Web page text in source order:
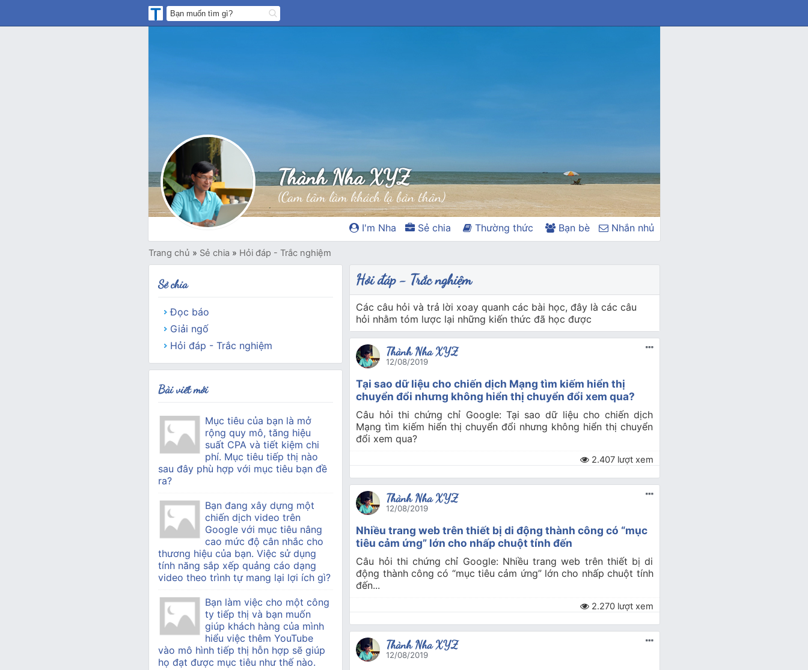
Thành Nha XYZ
(Cam tâm làm khách lạ bản thân)
I'm Nha Sẻ chia Thường thức Bạn bè Nhắn nhủ
Trang chủ » Sẻ chia » Hỏi đáp - Trắc nghiệm
Hỏi đáp - Trắc nghiệm
Các câu hỏi và trả lời xoay quanh các bài học, đây là các câu
hỏi nhằm tóm lược lại những kiến thức đã học được
Thành Nha XYZ
12/08/2019
Tại sao dữ liệu cho chiến dịch Mạng tìm kiếm hiển thị
chuyển đổi nhưng không hiển thị chuyển đổi xem qua?
Câu hỏi thi chứng chỉ Google: Tại sao dữ liệu cho chiến dịch
Mạng tìm kiếm hiển thị chuyển đổi nhưng không hiển thị chuyển
đổi xem qua?
2.407 lượt xem
Thành Nha XYZ
12/08/2019
Nhiều trang web trên thiết bị di động thành công có “mục
tiêu cảm ứng” lớn cho nhấp chuột tính đến
Câu hỏi thi chứng chỉ Google: Nhiều trang web trên thiết bị di
động thành công có “mục tiêu cảm ứng” lớn cho nhấp chuột tính
đến...
2.270 lượt xem
Thành Nha XYZ
12/08/2019
Sẻ chia
Đọc báo
Giải ngố
Hỏi đáp - Trắc nghiệm
Bài viết mới
Mục tiêu của bạn là mở
rộng quy mô, tăng hiệu
suất CPA và tiết kiệm chi
phí. Mục tiêu tiếp thị nào
sau đây phù hợp với mục tiêu bạn đề
ra?
Bạn đang xây dựng một
chiến dịch video trên
Google với mục tiêu nâng
cao mức độ cân nhắc cho
thương hiệu của bạn. Việc sử dụng
tính năng sắp xếp quảng cáo dạng
video theo trình tự mang lại lợi ích gì?
Bạn làm việc cho một công
ty tiếp thị và bạn muốn
giúp khách hàng của mình
hiểu việc thêm YouTube
vào mô hình tiếp thị hỗn hợp sẽ giúp
họ đạt được mục tiêu như thế nào.